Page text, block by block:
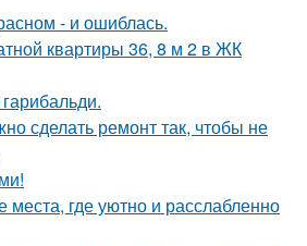
- и ошиблась.
квартиры 36, 8 м 2 в ЖК
сделать ремонт так, чтобы не
места, где уютно и расслабленно